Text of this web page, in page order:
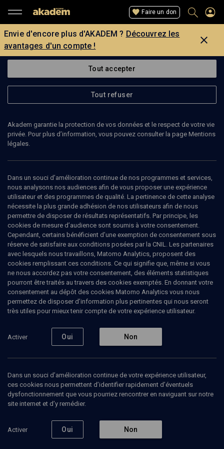
Faire un don
Envie d'encore plus d'AKADEM ? Découvrez les
avantages d'un compte !
Retour
Abonnez-vous à notre newsletter
La rédaction
Tout accepter
Tout refuser
Akadem garantie la protection de vos données et le respect de votre vie
privée. Pour plus d’information, vous pouvez consulter la page Mentions
légales.
Dans un souci d’amélioration continue de nos programmes et services,
nous analysons nos audiences afin de vous proposer une expérience
utilisateur et des programmes de qualité. La pertinence de cette analyse
nécessite la plus grande adhésion de nos utilisateurs afin de nous
permettre de disposer de résultats représentatifs. Par principe, les
cookies de mesure d’audience sont soumis à votre consentement.
Cependant, certains bénéficient d’une exemption de consentement sous
réserve de satisfaire aux conditions posées par la CNIL. Les partenaires
avec lesquels nous travaillons, Matomo Analytics, proposent des
cookies remplissant ces conditions. Ce qui signifie que, même si vous
ne nous accordez pas votre consentement, des éléments statistiques
pourront être traités au travers des cookies exemptés. En donnant votre
consentement au dépôt des cookies Matomo Analytics vous nous
permettez de disposer d’information plus pertinentes qui nous seront
très utiles pour mieux tenir compte de votre expérience utilisateur.
Activer Oui Non
Dans un souci d’amélioration continue de votre expérience utilisateur,
ces cookies nous permettent d’identifier rapidement d’éventuels
dysfonctionnement que vous pourriez rencontrer en naviguant sur notre
site internet et d’y remédier.
Activer Oui Non